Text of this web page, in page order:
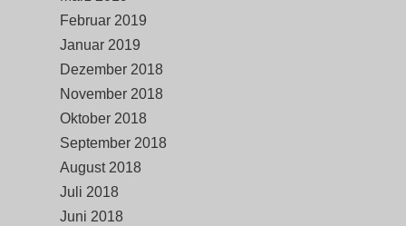
Februar 2019
Januar 2019
Dezember 2018
November 2018
Oktober 2018
September 2018
August 2018
Juli 2018
Juni 2018